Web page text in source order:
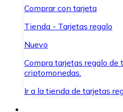
Comprar con tarjeta
Tienda - Tarjetas regalo
Nuevo
Compra tarjetas regalo de
criptomonedas.
Ir a la tienda de tarjetas